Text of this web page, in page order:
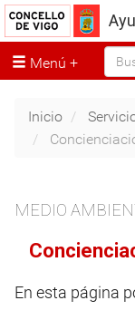
Menú
Inicio
MEDIO
En esta página